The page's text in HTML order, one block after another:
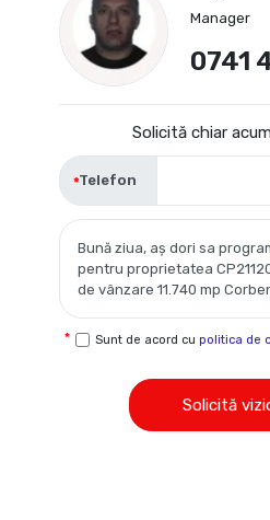
Manager
0741
Solicită chiar
Telefon
Sunt de acord cu politica de
Solicită